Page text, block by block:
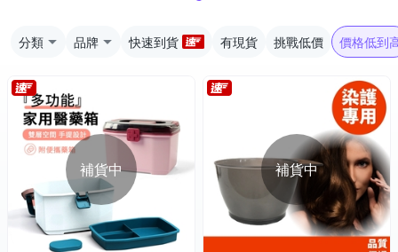
分類 品牌 快速到貨 有現貨 挑戰低價 價格低到
補貨中 補貨中